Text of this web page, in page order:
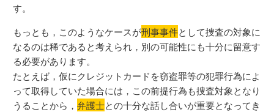
す。
もっとも，このようなケースが刑事事件として捜査の対象に
なるのは稀であると考えられ，別の可能性にも十分に留意す
る必要があります。
たとえば，仮にクレジットカードを窃盗罪等の犯罪行為によ
って取得していた場合には，この前提行為も捜査対象となり
うることから，弁護士との十分な話し合いが重要となってき